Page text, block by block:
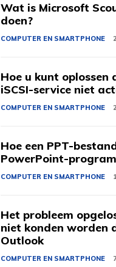
Wat is Microsoft
doen?
COMPUTER EN SMARTPHONE
Hoe u kunt oplossen
iSCSI-service niet
COMPUTER EN SMARTPHONE
Hoe een PPT-
PowerPoint-
COMPUTER EN SMARTPHONE
Het probleem
niet konden worden
Outlook
COMPUTER EN SMARTPHONE